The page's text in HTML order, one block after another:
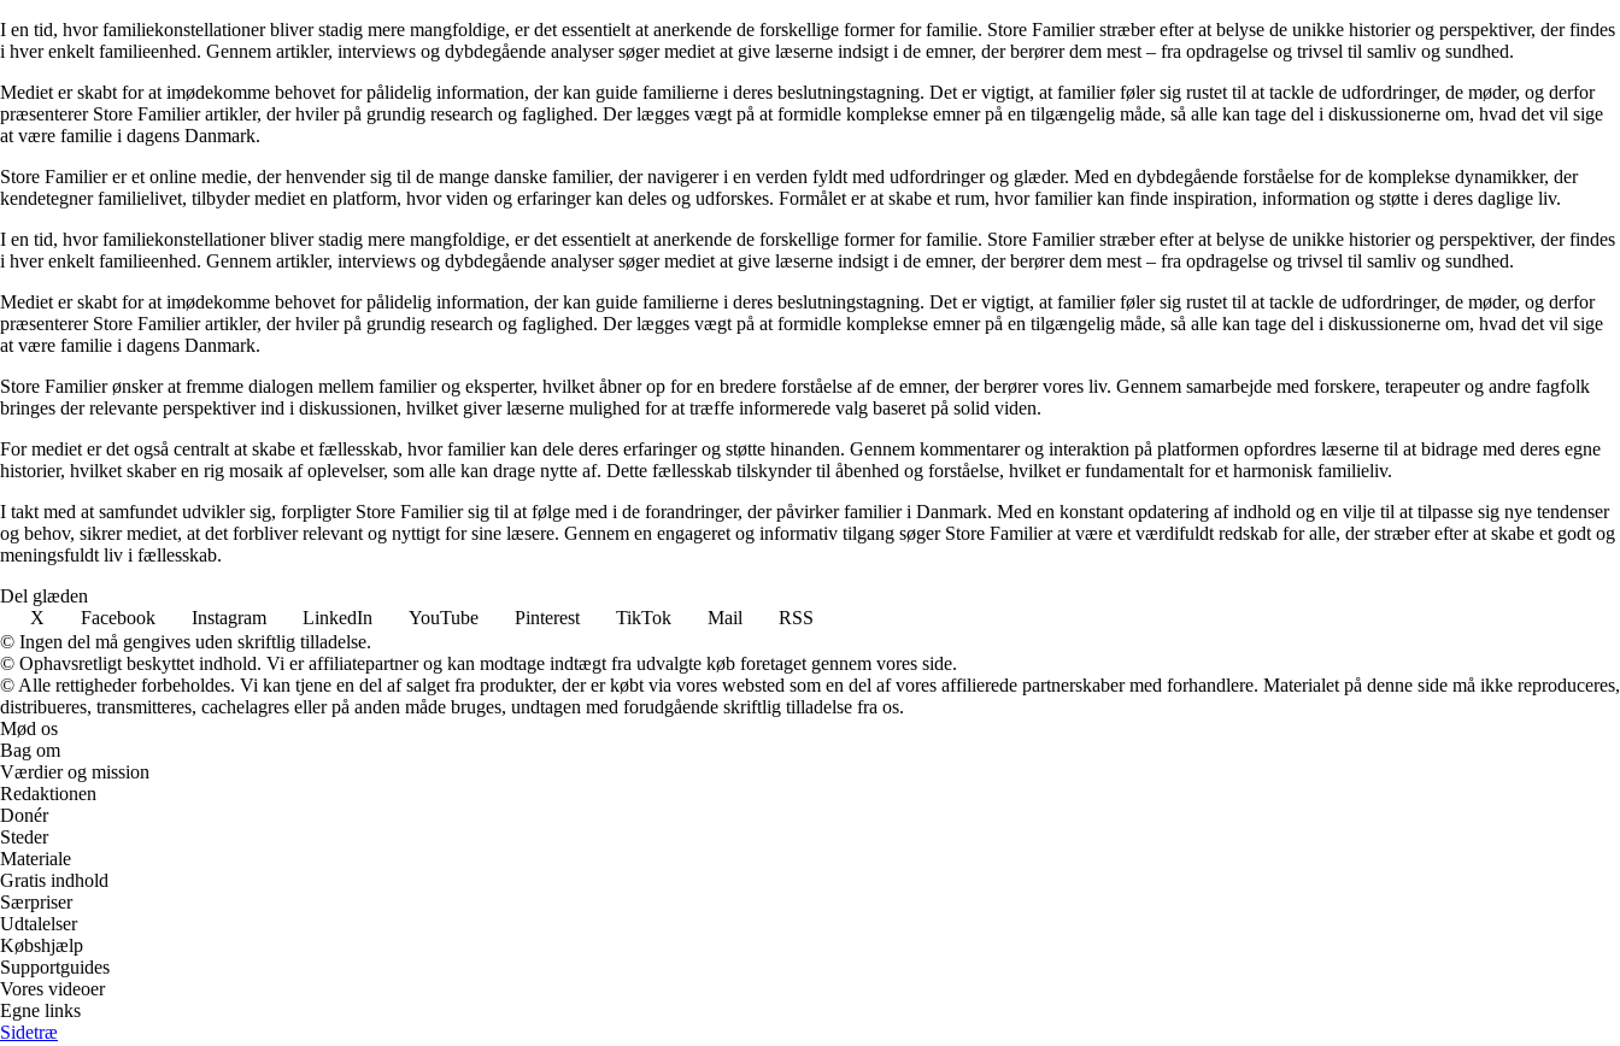
I en tid, hvor familiekonstellationer bliver stadig mere mangfoldige, er det essentielt at anerkende de forskellige former for familie. Store Familier stræber efter at belyse de unikke historier og perspektiver, der findes
i hver enkelt familieenhed. Gennem artikler, interviews og dybdegående analyser søger mediet at give læserne indsigt i de emner, der berører dem mest – fra opdragelse og trivsel til samliv og sundhed.
Mediet er skabt for at imødekomme behovet for pålidelig information, der kan guide familierne i deres beslutningstagning. Det er vigtigt, at familier føler sig rustet til at tackle de udfordringer, de møder, og derfor
præsenterer Store Familier artikler, der hviler på grundig research og faglighed. Der lægges vægt på at formidle komplekse emner på en tilgængelig måde, så alle kan tage del i diskussionerne om, hvad det vil sige
at være familie i dagens Danmark.
Store Familier er et online medie, der henvender sig til de mange danske familier, der navigerer i en verden fyldt med udfordringer og glæder. Med en dybdegående forståelse for de komplekse dynamikker, der
kendetegner familielivet, tilbyder mediet en platform, hvor viden og erfaringer kan deles og udforskes. Formålet er at skabe et rum, hvor familier kan finde inspiration, information og støtte i deres daglige liv.
I en tid, hvor familiekonstellationer bliver stadig mere mangfoldige, er det essentielt at anerkende de forskellige former for familie. Store Familier stræber efter at belyse de unikke historier og perspektiver, der findes
i hver enkelt familieenhed. Gennem artikler, interviews og dybdegående analyser søger mediet at give læserne indsigt i de emner, der berører dem mest – fra opdragelse og trivsel til samliv og sundhed.
Mediet er skabt for at imødekomme behovet for pålidelig information, der kan guide familierne i deres beslutningstagning. Det er vigtigt, at familier føler sig rustet til at tackle de udfordringer, de møder, og derfor
præsenterer Store Familier artikler, der hviler på grundig research og faglighed. Der lægges vægt på at formidle komplekse emner på en tilgængelig måde, så alle kan tage del i diskussionerne om, hvad det vil sige
at være familie i dagens Danmark.
Store Familier ønsker at fremme dialogen mellem familier og eksperter, hvilket åbner op for en bredere forståelse af de emner, der berører vores liv. Gennem samarbejde med forskere, terapeuter og andre fagfolk
bringes der relevante perspektiver ind i diskussionen, hvilket giver læserne mulighed for at træffe informerede valg baseret på solid viden.
For mediet er det også centralt at skabe et fællesskab, hvor familier kan dele deres erfaringer og støtte hinanden. Gennem kommentarer og interaktion på platformen opfordres læserne til at bidrage med deres egne
historier, hvilket skaber en rig mosaik af oplevelser, som alle kan drage nytte af. Dette fællesskab tilskynder til åbenhed og forståelse, hvilket er fundamentalt for et harmonisk familieliv.
I takt med at samfundet udvikler sig, forpligter Store Familier sig til at følge med i de forandringer, der påvirker familier i Danmark. Med en konstant opdatering af indhold og en vilje til at tilpasse sig nye tendenser
og behov, sikrer mediet, at det forbliver relevant og nyttigt for sine læsere. Gennem en engageret og informativ tilgang søger Store Familier at være et værdifuldt redskab for alle, der stræber efter at skabe et godt og
meningsfuldt liv i fællesskab.
Del glæden
X
Facebook Instagram LinkedIn YouTube Pinterest TikTok Mail
RSS
© Ingen del må gengives uden skriftlig tilladelse.
© Ophavsretligt beskyttet indhold. Vi er affiliatepartner og kan modtage indtægt fra udvalgte køb foretaget gennem vores side.
© Alle rettigheder forbeholdes. Vi kan tjene en del af salget fra produkter, der er købt via vores websted som en del af vores affilierede partnerskaber med forhandlere. Materialet på denne side må ikke reproduceres,
distribueres, transmitteres, cachelagres eller på anden måde bruges, undtagen med forudgående skriftlig tilladelse fra os.
Mød os
Bag om
Værdier og mission
Redaktionen
Donér
Steder
Materiale
Gratis indhold
Særpriser
Udtalelser
Købshjælp
Supportguides
Vores videoer
Egne links
Sidetræ